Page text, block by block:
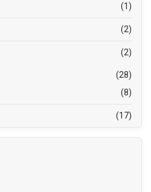
(1)
(2)
(2)
(28)
(8)
(17)